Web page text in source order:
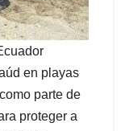
en playas
parte de
proteger a